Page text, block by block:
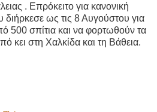
. Επρόκειτο για κανονική
διήρκεσε ως τις 8 Αυγούστου για
500 σπίτια και να φορτωθούν τα
κει στη Χαλκίδα και τη Βάθεια.